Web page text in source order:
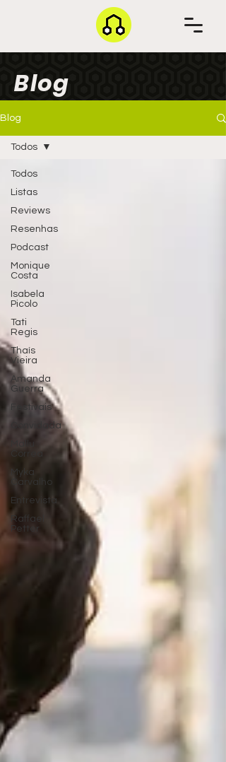
Blog
Blog
Todos
Listas
Reviews
Resenhas
Podcast
Monique
Costa
Isabela
Picolo
Tati
Regis
Thaís
Vieira
Amanda
Guerra
Festivais
Convidada
Mallu
Correa
Myka
Carvalho
Entrevista
Raffael
Petter
Todos